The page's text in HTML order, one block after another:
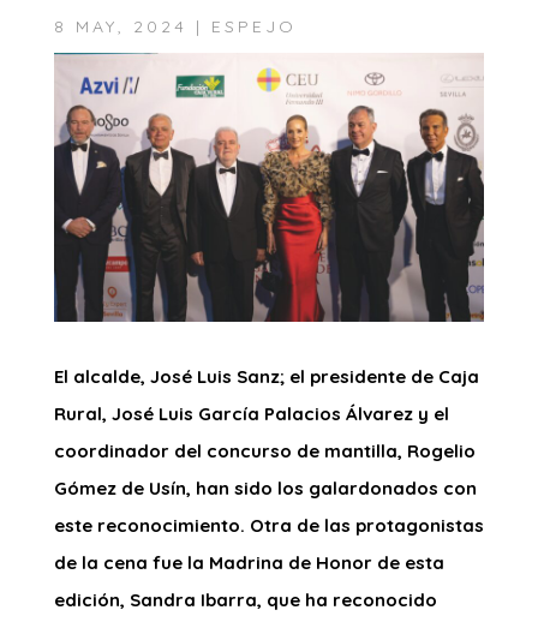
8 MAY, 2024 | ESPEJO
El alcalde, José Luis Sanz; el presidente de Caja
Rural, José Luis García Palacios Álvarez y el
coordinador del concurso de mantilla, Rogelio
Gómez de Usín, han sido los galardonados con
este reconocimiento. Otra de las protagonistas
de la cena fue la Madrina de Honor de esta
edición, Sandra Ibarra, que ha reconocido